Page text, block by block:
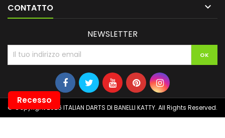
CONTATTO 
NEWSLETTER
© Copyright 2026 ITALIAN DARTS DI BANELLI KATTY. All Rights Reserved.
Recesso